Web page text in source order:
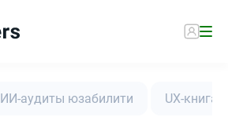
ИИ-аудиты юзабилити UX-книга